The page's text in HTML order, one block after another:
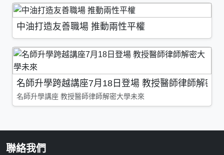
中油打造友善職場 推動兩性平權
名師升學跨越講座7月18日登場 教授醫師律師解密
名師升學講座 教授醫師律師解密大學未來
聯絡我們